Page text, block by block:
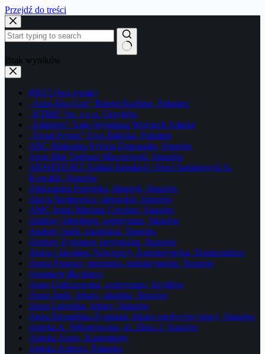
Przejdź do treści
Brak wyników
#9615 (bez tytułu)
„Auto-Eko-Gaz” Robert Karbarz, Połaniec
„BTBB” Sp. z o.o. Grzybów
„Juhnkers” Auto-Wymiana Wojciech Juhnke
„Świat Fryzur” Ewa Balicka, Połaniec
ABC Maluszka Sylwia Domagała, Staszów
Agro-Mar Tadeusz Marczewski, Staszów
AKWEDUKT Zakład Instalacji i Sieci Sanitarnych A.
Kowalik, Staszów
Aleksandra Porębska, dietetyk, Staszów
Alicja Najmowicz, alergolog, Staszów
AMC Instal Mariusz Cecelon, Staszów
Andrzej Altenberg, weterynarz, Staszów
Andrzej Janik, kardiolog, Staszów
Andrzej Zygmunt, laryngolog, Staszów
Aneta i Jarosław Nawroccy, Agroturystyka, Domoradzice
Aneta Pragacz, internista, endokrynolog, Staszów
Animacje dla dzieci
Anna Goliczewska, weterynarz, Szydłów
Anna Janik, lekarz, okulista, Staszów
Anna Lubelska, lekarz, Staszów
Anna Strugalska-Zygmunt, lekarz medycyny pracy, Staszów
Apteka A. Wiktorowska, ul. Złota 2, Staszów
Apteka Aloes, Koniemłoty
Apteka Apfarm, Połaniec